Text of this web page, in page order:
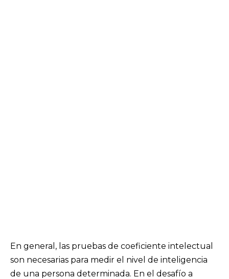
En general, las pruebas de coeficiente intelectual
son necesarias para medir el nivel de inteligencia
de una persona determinada. En el desafío a